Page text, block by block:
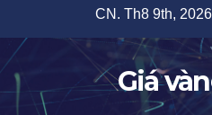
content
CN. Th8 9th, 2026
Giá